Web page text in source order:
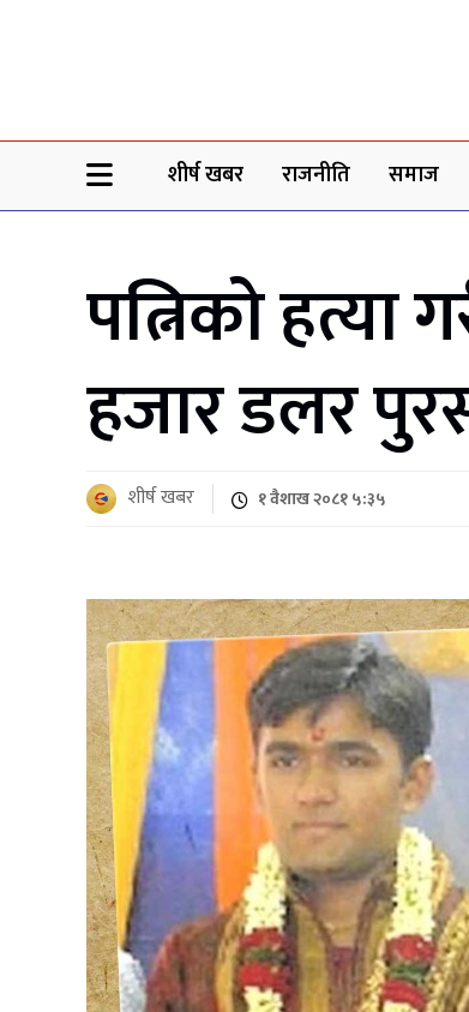
शीर्ष खबर राजनीति समाज
पत्निको हत्या
हजार डलर
शीर्ष खबर १ वैशाख २०८१ ५:३५